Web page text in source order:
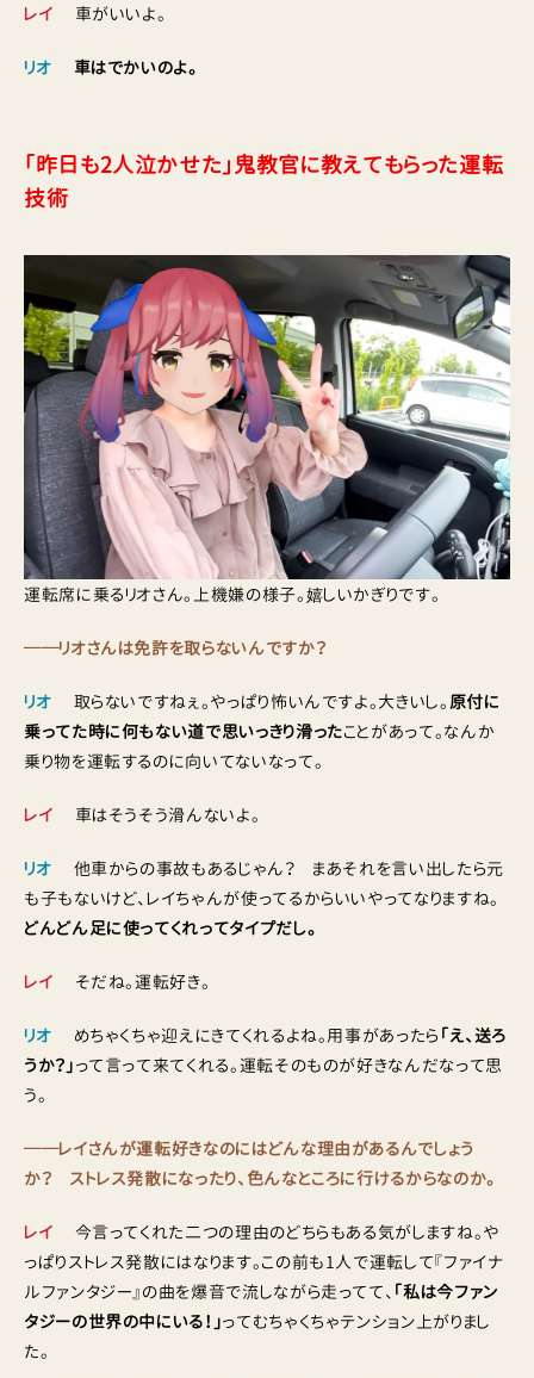
レイ 車がいいよ。
リオ 車はでかいのよ。
「昨日も2人泣かせた」鬼教官に教えてもらった運転
技術
運転席に乗るリオさん。上機嫌の様子。嬉しいかぎりです。
──リオさんは免許を取らないんですか？
リオ 取らないですねぇ。やっぱり怖いんですよ。大きいし。 原付に
乗ってた時に何もない道で思いっきり滑ったことがあって。なんか
乗り物を運転するのに向いてないなって。
レイ 車はそうそう滑んないよ。
リオ 他車からの事故もあるじゃん？ まあそれを言い出したら元
も子もないけど、レイちゃんが使ってるからいいやってなりますね。
どんどん足に使ってくれってタイプだし。
レイ そだね。運転好き。
リオ めちゃくちゃ迎えにきてくれるよね。用事があったら 「え、送ろ
うか？」って言って来てくれる。運転そのものが好きなんだなって思
う。
──レイさんが運転好きなのにはどんな理由があるんでしょう
か？ ストレス発散になったり、色んなところに行けるからなのか。
レイ 今言ってくれた二つの理由のどちらもある気がしますね。や
っぱりストレス発散にはなります。この前も1人で運転して『ファイナ
ルファンタジー』の曲を爆音で流しながら走ってて、 「私は今ファン
タジーの世界の中にいる！」ってむちゃくちゃテンション上がりまし
た。